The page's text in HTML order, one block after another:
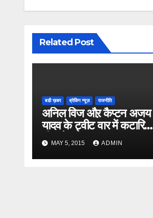
Related Post
बडी ख़बर ब्रेकिंग न्यूज़ राजनीति
अनिल विज औऱ कैप्टन अजय
यादव के ट्वीट वार में कटारिया
भी कूदे
MAY 5, 2015 ADMIN